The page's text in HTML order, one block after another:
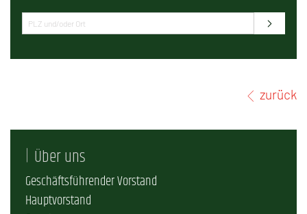
zurück
Über uns
Geschäftsführender Vorstand
Hauptvorstand